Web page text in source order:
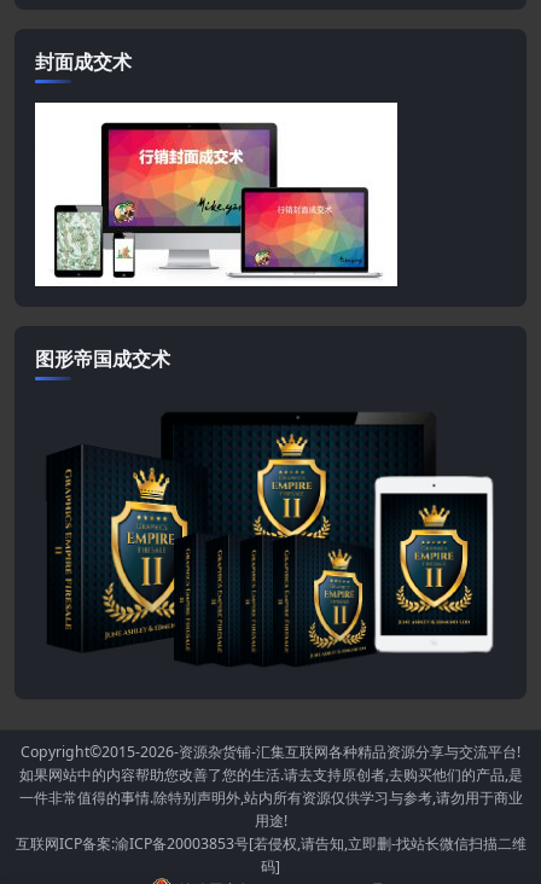
封面成交术
图形帝国成交术
Copyright©2015-2026-资源杂货铺-汇集互联网各种精品资源分享与交流平台!
如果网站中的内容帮助您改善了您的生活.请去支持原创者,去购买他们的产品,是
一件非常值得的事情.除特别声明外,站内所有资源仅供学习与参考,请勿用于商业
用途!
互联网ICP备案:渝ICP备20003853号[若侵权,请告知,立即删-找站长微信扫描二维
码]